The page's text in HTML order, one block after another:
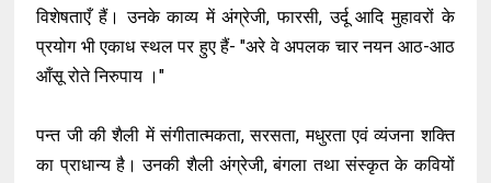
विशेषताएँ हैं। उनके काव्य में अंग्रेजी, फारसी, उर्दू आदि मुहावरों के
प्रयोग भी एकाध स्थल पर हुए हैं- "अरे वे अपलक चार नयन आठ-आठ
आँसू रोते निरुपाय ।"
पन्त जी की शैली में संगीतात्मकता, सरसता, मधुरता एवं व्यंजना शक्ति
का प्राधान्य है। उनकी शैली अंग्रेजी, बंगला तथा संस्कृत के कवियों